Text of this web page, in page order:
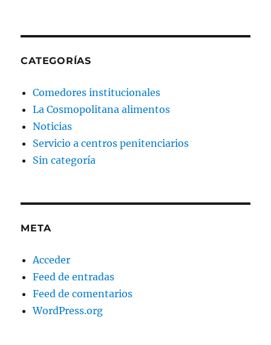
CATEGORÍAS
Comedores institucionales
La Cosmopolitana alimentos
Noticias
Servicio a centros penitenciarios
Sin categoría
META
Acceder
Feed de entradas
Feed de comentarios
WordPress.org